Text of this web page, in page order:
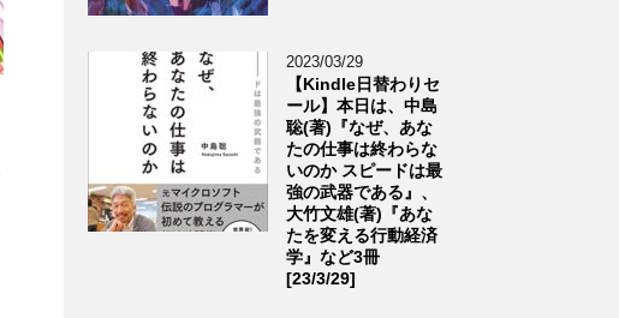
2023/03/29
【Kindle日替わりセ
ール】本日は、中島
聡(著)『なぜ、あな
たの仕事は終わらな
いのか スピードは最
強の武器である』、
大竹文雄(著)『あな
たを変える行動経済
学』など3冊
[23/3/29]